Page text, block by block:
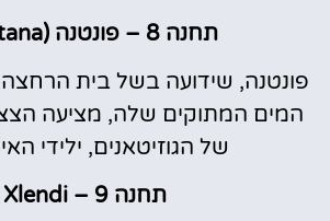
תחנה 8 – פונטנה (Fontana)
פונטנה, שידועה בשל בית הרחצה
המים המתוקים שלה, מציעה
של הגוזיטאנים, ילידי
תחנה 9 – Xlendi